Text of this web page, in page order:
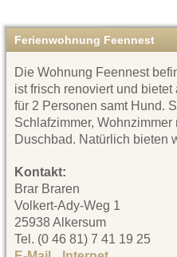
Ferienwohnung Feennest
Die Wohnung Feennest
ist frisch renoviert und bietet
für 2 Personen samt Hund.
Schlafzimmer,
Duschbad. Natürlich bieten
Kontakt:
Brar Braren
Volkert-Ady-Weg 1
25938 Alkersum
Tel. (0 46 81) 7 41 19 25